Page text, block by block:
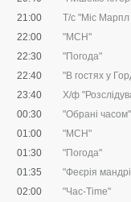
21:00
Т/с "Міс Марпл
22:00
"МСН"
22:30
"Погода"
22:40
"В гостях у
23:40
Х/ф
00:30
"Обрані часом"
01:00
"МСН"
01:30
"Погода"
01:35
"Феєрія
02:00
"Час-Time"